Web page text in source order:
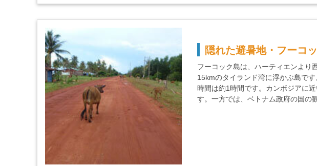
隠れた避暑地・フーコ
フーコック島は、ハーティエンより
15kmのタイランド湾に浮かぶ島で
時間は約1時間です。カンボジアに
す。一方では、ベトナム政府の国の